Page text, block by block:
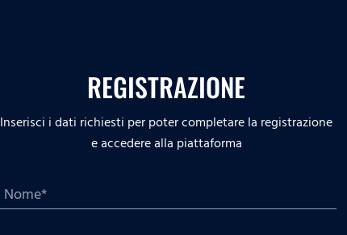
REGISTRAZIONE
Inserisci i dati richiesti per poter completare la registrazione
e accedere alla piattaforma